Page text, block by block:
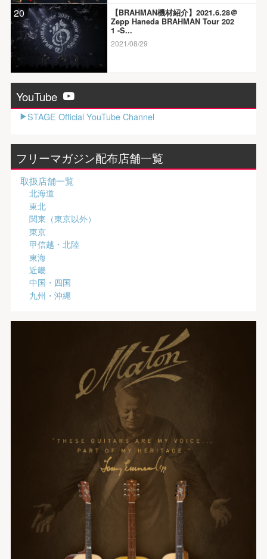
20
【BRAHMAN機材紹介】2021.6.28＠
Zepp Haneda BRAHMAN Tour 202
1 -S...
2021/08/29
YouTube
STAGE Official YouTube Channel
フリーマガジン配布店舗一覧
取扱店舗一覧
北海道
東北
関東（東京以外）
東京
甲信越・北陸
東海
近畿
中国・四国
九州・沖縄